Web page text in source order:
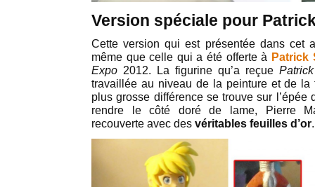
Version spéciale pour
Cette version qui est présentée dans cet
même que celle qui a été offerte à Patrick
Expo 2012. La figurine qu’a reçue
travaillée au niveau de la peinture et de la
plus grosse différence se trouve sur l’épée
rendre le côté doré de lame, Pierre
recouverte avec des véritables feuilles d’or.